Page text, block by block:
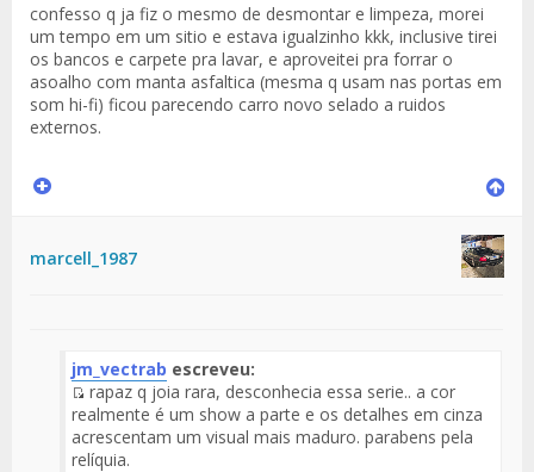
confesso q ja fiz o mesmo de desmontar e limpeza, morei
um tempo em um sitio e estava igualzinho kkk, inclusive tirei
os bancos e carpete pra lavar, e aproveitei pra forrar o
asoalho com manta asfaltica (mesma q usam nas portas em
som hi-fi) ficou parecendo carro novo selado a ruidos
externos.
marcell_1987
jm_vectrab escreveu:
Fuente
del
Mensaje
rapaz q joia rara, desconhecia essa serie.. a cor
realmente é um show a parte e os detalhes em cinza
acrescentam um visual mais maduro. parabens pela
relíquia.